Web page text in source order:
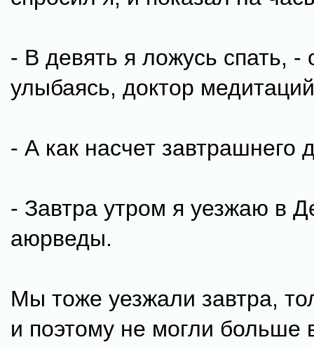
- В девять я ложусь спать, -
улыбаясь, доктор
- А как насчет завтрашнего
- Завтра утром я уезжаю в
аюрведы.
Мы тоже уезжали завтра,
и поэтому не могли больше